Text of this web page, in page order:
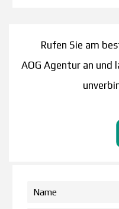
Rufen Sie am
AOG Agentur an und